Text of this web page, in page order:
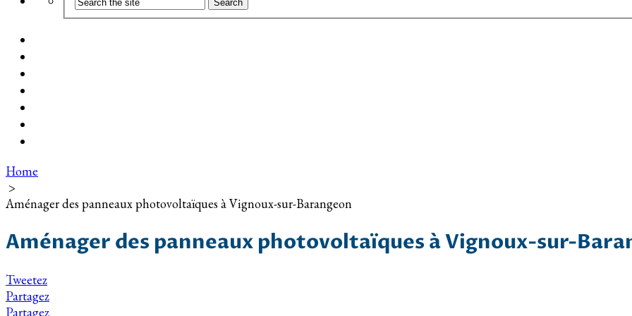
Home
>
Aménager des panneaux photovoltaïques à Vignoux-sur-Barangeon
Aménager des panneaux photovoltaïques à Vignoux-sur-
Tweetez
Partagez
Partagez